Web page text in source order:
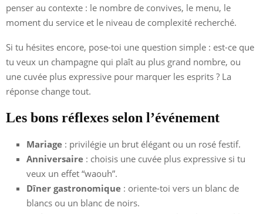
penser au contexte : le nombre de convives, le menu, le
moment du service et le niveau de complexité recherché.
Si tu hésites encore, pose-toi une question simple : est-ce que
tu veux un champagne qui plaît au plus grand nombre, ou
une cuvée plus expressive pour marquer les esprits ? La
réponse change tout.
Les bons réflexes selon l’événement
Mariage : privilégie un brut élégant ou un rosé festif.
Anniversaire : choisis une cuvée plus expressive si tu
veux un effet “waouh”.
Dîner gastronomique : oriente-toi vers un blanc de
blancs ou un blanc de noirs.